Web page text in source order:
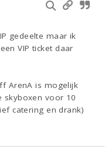
gedeelte maar ik
VIP ticket daar
ArenA is mogelijk
skyboxen voor 10
catering en drank)